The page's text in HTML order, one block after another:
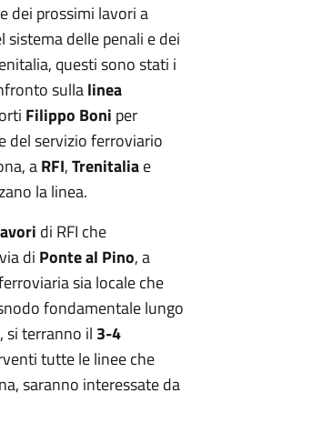
dei prossimi lavori a
delle penali e dei
questi sono stati i
sullalinea
Filippo Boni per
del servizio ferroviario
aRFI,Trenitaliae
la linea.
di RFI che
di Ponte al Pino, a
sia locale che
fondamentale lungo
si terranno il 3-4
tutte le linee che
saranno interessate da